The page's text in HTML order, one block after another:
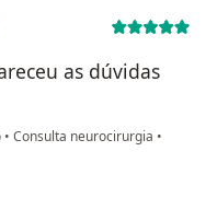
as dúvidas
• Consulta neurocirurgia •